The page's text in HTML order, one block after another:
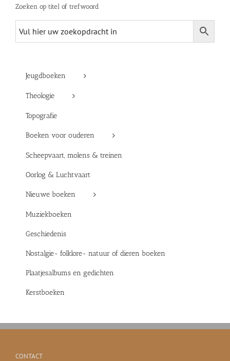
Zoeken op titel of trefwoord
Jeugdboeken
Theologie
Topografie
Boeken voor ouderen
Scheepvaart, molens & treinen
Oorlog & Luchtvaart
Nieuwe boeken
Muziekboeken
Geschiedenis
Nostalgie- folklore- natuur of dieren boeken
Plaatjesalbums en gedichten
Kerstboeken
CONTACT